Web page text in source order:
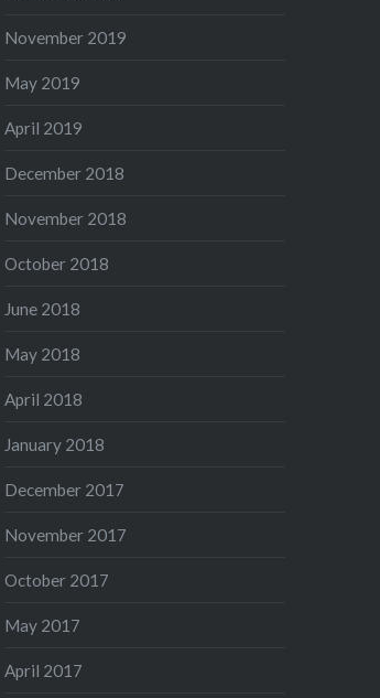
November 2019
May 2019
April 2019
December 2018
November 2018
October 2018
June 2018
May 2018
April 2018
January 2018
December 2017
November 2017
October 2017
May 2017
April 2017